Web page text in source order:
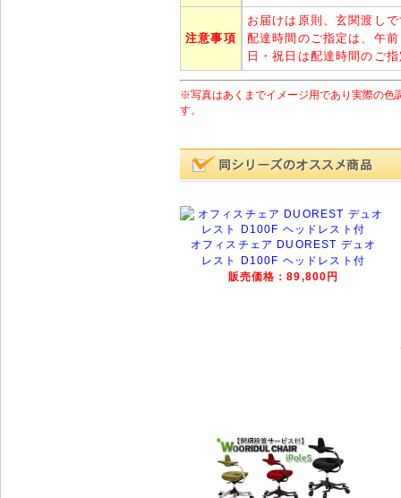
注意事項
お届けは原則、玄関渡し
配達時間のご指定は、午
日・祝日は配達時間のご
※写真はあくまでイメージ用であり実際の色
す。
オフィスチェア DUOREST デュオ
レスト D100F ヘッドレスト付
販売価格：89,800円